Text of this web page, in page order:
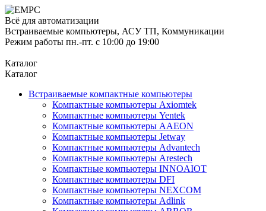
Всё для автоматизации
Встраиваемые компьютеры, АСУ ТП, Коммуникации
Режим работы пн.-пт. с 10:00 до 19:00
Каталог
Каталог
Встраиваемые компактные компьютеры
Компактные компьютеры Axiomtek
Компактные компьютеры Yentek
Компактные компьютеры AAEON
Компактные компьютеры Jetway
Компактные компьютеры Advantech
Компактные компьютеры Arestech
Компактные компьютеры INNOAIOT
Компактные компьютеры DFI
Компактные компьютеры NEXCOM
Компактные компьютеры Adlink